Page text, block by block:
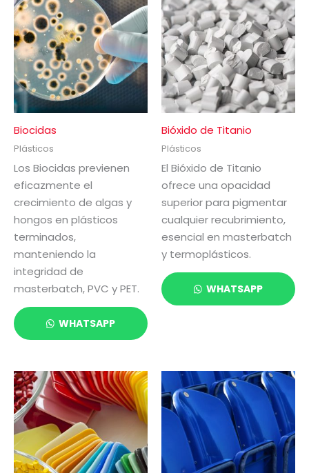
Biocidas
Plásticos
Los Biocidas previenen
eficazmente el
crecimiento de algas y
hongos en plásticos
terminados,
manteniendo la
integridad de
masterbatch, PVC y PET.
WHATSAPP
Bióxido de Titanio
Plásticos
El Bióxido de Titanio
ofrece una opacidad
superior para pigmentar
cualquier recubrimiento,
esencial en masterbatch
y termoplásticos.
WHATSAPP